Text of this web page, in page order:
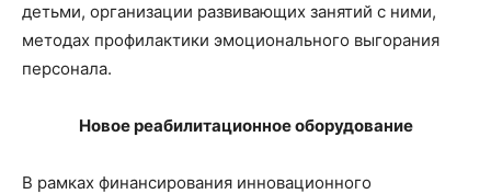
детьми, организации развивающих занятий с ними,
методах профилактики эмоционального выгорания
персонала.
Новое реабилитационное оборудование
В рамках финансирования инновационного